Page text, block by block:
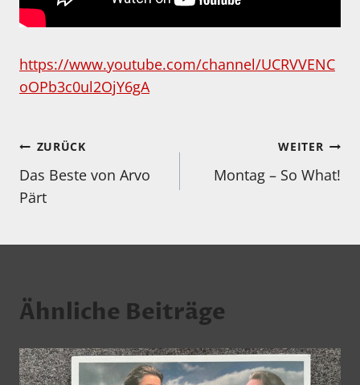
https://www.youtube.com/channel/UCRVVENC
oOPb3c0ul2OjY6gA
Beitragsnavigation
ZURÜCK
Das Beste von Arvo
Pärt
WEITER
Montag – So What!
Ähnliche Beiträge